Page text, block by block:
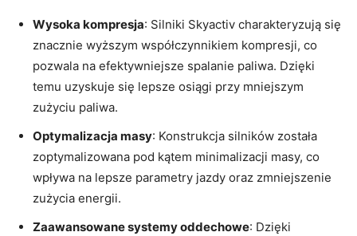
Wysoka ⁤kompresja: Silniki‍ Skyactiv charakteryzują ⁣się
znacznie wyższym współczynnikiem kompresji, co
pozwala na efektywniejsze spalanie paliwa. Dzięki⁣
temu uzyskuje ⁢się lepsze​ osiągi przy mniejszym
zużyciu paliwa.
Optymalizacja masy: Konstrukcja silników została
zoptymalizowana pod kątem minimalizacji masy, co
wpływa na lepsze parametry jazdy oraz zmniejszenie
zużycia energii.
Zaawansowane systemy oddechowe: Dzięki